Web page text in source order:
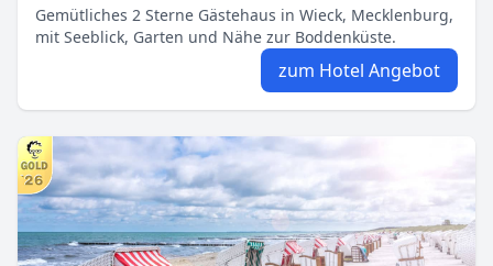
Gemütliches 2 Sterne Gästehaus in Wieck, Mecklenburg,
mit Seeblick, Garten und Nähe zur Boddenküste.
zum Hotel Angebot